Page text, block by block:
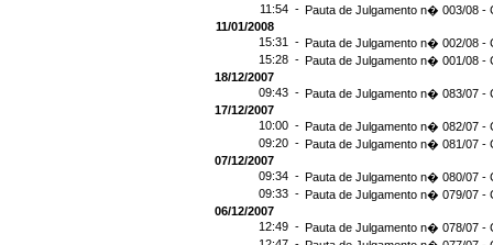
11:54 - Pauta de Julgamento n� 003/08 -
11/01/2008
15:31 - Pauta de Julgamento n� 002/08 -
15:28 - Pauta de Julgamento n� 001/08 -
18/12/2007
09:43 - Pauta de Julgamento n� 083/07 -
17/12/2007
10:00 - Pauta de Julgamento n� 082/07 -
09:20 - Pauta de Julgamento n� 081/07 -
07/12/2007
09:34 - Pauta de Julgamento n� 080/07 -
09:33 - Pauta de Julgamento n� 079/07 -
06/12/2007
12:49 - Pauta de Julgamento n� 078/07 -